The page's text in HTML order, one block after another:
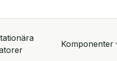
Komponenter